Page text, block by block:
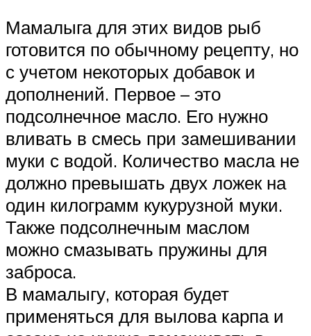
Мамалыга для этих видов рыб
готовится по обычному рецепту, но
с учетом некоторых добавок и
дополнений. Первое – это
подсолнечное масло. Его нужно
вливать в смесь при замешивании
муки с водой. Количество масла не
должно превышать двух ложек на
один килограмм кукурузной муки.
Также подсолнечным маслом
можно смазывать пружины для
заброса.
В мамалыгу, которая будет
применяться для вылова карпа и